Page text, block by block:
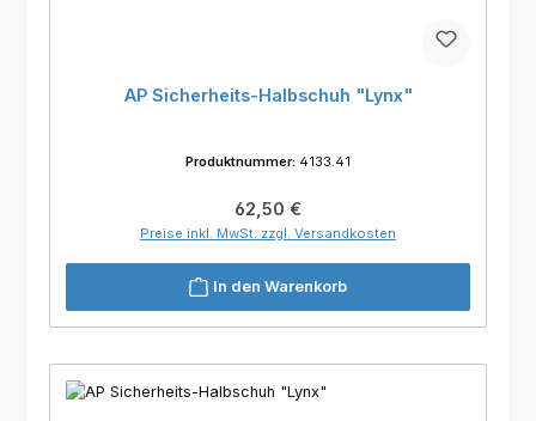
AP Sicherheits-Halbschuh "Lynx"
Produktnummer: 4133.41
Regulärer Preis:
62,50 €
Preise inkl. MwSt. zzgl. Versandkosten
In den Warenkorb